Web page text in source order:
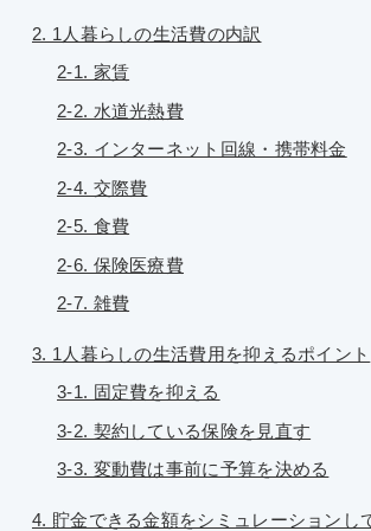
2. 1人暮らしの生活費の内訳
2-1. 家賃
2-2. 水道光熱費
2-3. インターネット回線・携帯料金
2-4. 交際費
2-5. 食費
2-6. 保険医療費
2-7. 雑費
3. 1人暮らしの生活費用を抑えるポイント
3-1. 固定費を抑える
3-2. 契約している保険を見直す
3-3. 変動費は事前に予算を決める
4. 貯金できる金額をシミュレーションし